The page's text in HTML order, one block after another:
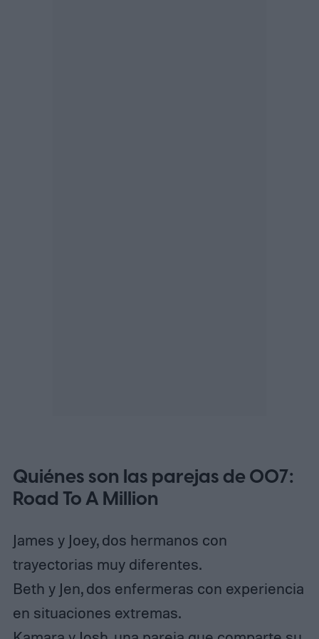
Quiénes son las parejas de 007:
Road To A Million
James y Joey, dos hermanos con
trayectorias muy diferentes.
Beth y Jen, dos enfermeras con experiencia
en situaciones extremas.